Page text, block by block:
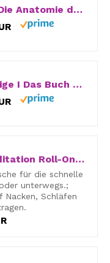
Yoga verstehen – Die Anatomie der Yoga-Haltungen: Einzigartige Grafiken zu über 30 Yoga-Übungen verdeutlichen die Wirkung auf Körper und Geist (Die Anatomie verstehen)
Yoga für Ungelenkige I Das Buch für Anfänger: In 3 Schritten zu mehr Beweglichkeit, Kraft und Entspannung | Mit Übungen für Körper und Geist
Casida Yoga & Meditation Roll-On – mit Lavendel, Bergamotte, Sandelholz, Rosengeranie, Muskatellersalbei & Weihrauchöl – Ruhe & Balance – 10 ml – Duftöl, Ätherisches Öl für die Aromapflege unterwegs
für die schnelle
unterwegs.;
Nacken, Schläfen